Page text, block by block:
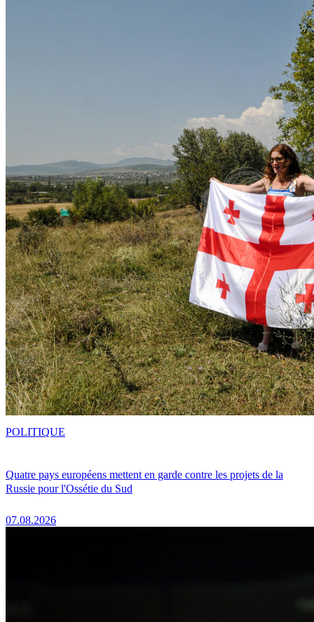
Quatre pays européens mettent en garde contre les projets de la
Russie pour l'Ossétie du Sud
07.08.2026
POLITIQUE